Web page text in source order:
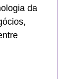
da